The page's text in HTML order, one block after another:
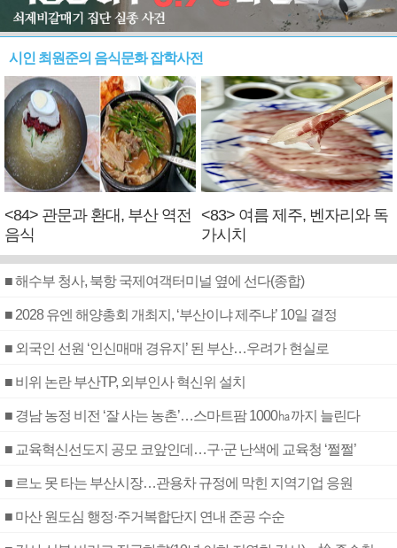
시인 최원준의 음식문화 잡학사전
<84> 관문과 환대, 부산 역전
음식
<83> 여름 제주, 벤자리와 독
가시치
■ 해수부 청사, 북항 국제여객터미널 옆에 선다(종합)
■ 2028 유엔 해양총회 개최지, ‘부산이냐 제주냐’ 10일 결정
■ 외국인 선원 ‘인신매매 경유지’ 된 부산…우려가 현실로
■ 비위 논란 부산TP, 외부인사 혁신위 설치
■ 경남 농정 비전 ‘잘 사는 농촌’…스마트팜 1000㏊까지 늘린다
■ 교육혁신선도지 공모 코앞인데…구·군 난색에 교육청 ‘쩔쩔’
■ 르노 못 타는 부산시장…관용차 규정에 막힌 지역기업 응원
■ 마산 원도심 행정·주거복합단지 연내 준공 수순